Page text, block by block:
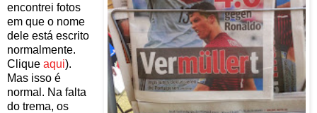
encontrei fotos
em que o nome
dele está escrito
normalmente.
Clique aqui).
Mas isso é
normal. Na falta
do trema, os